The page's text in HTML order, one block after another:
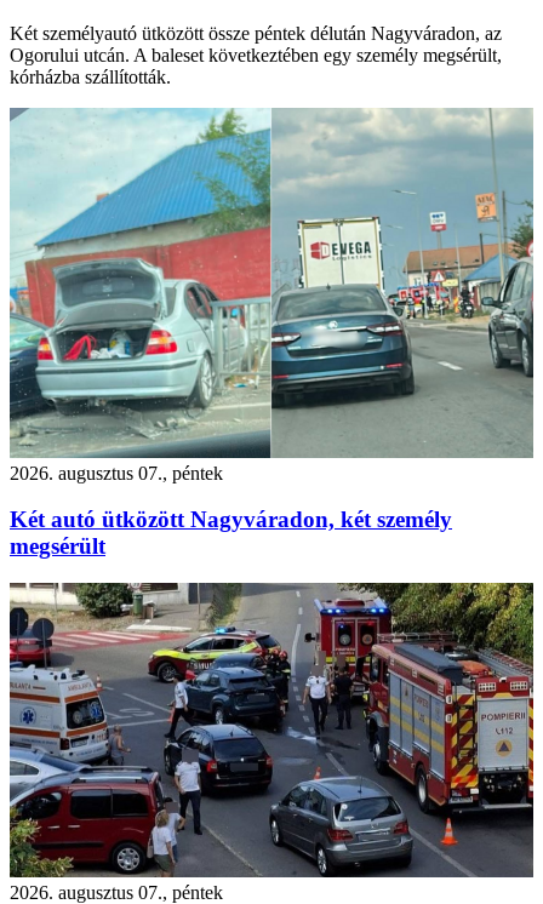
Két személyautó ütközött össze péntek délután Nagyváradon, az
Ogorului utcán. A baleset következtében egy személy megsérült,
kórházba szállították.
2026. augusztus 07., péntek
Két autó ütközött Nagyváradon, két személy
megsérült
2026. augusztus 07., péntek